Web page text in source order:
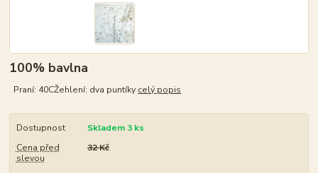
100% bavlna
Praní: 40CŽehlení: dva puntíky celý popis
Dostupnost
Skladem 3 ks
Cena před
slevou
32 Kč